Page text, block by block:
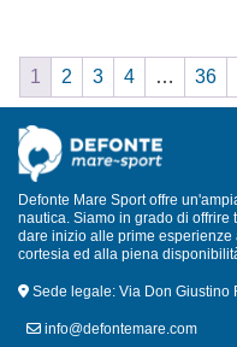
1 2 3 4 … 36
Defonte Mare Sport offre
nautica. Siamo in grado di offrire
dare inizio alle prime
cortesia ed alla piena
Sede legale: Via Don Giustino
info@defontemare.com